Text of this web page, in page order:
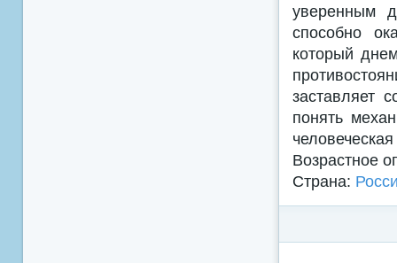
уверенным
способно
который
заставляет
понять
Возрастное
Страна: